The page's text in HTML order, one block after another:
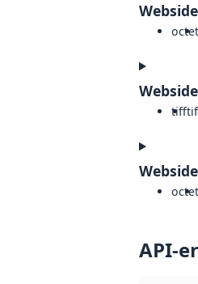
octet
Webside
tifftif
octet
API-